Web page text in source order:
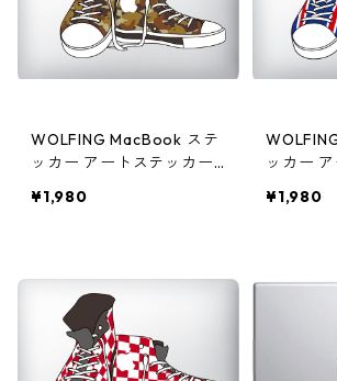
WOLFING MacBook ステ
ッカー アートステッカー
彩 フルカラー
¥1,980
ッカー
nion
¥1,980